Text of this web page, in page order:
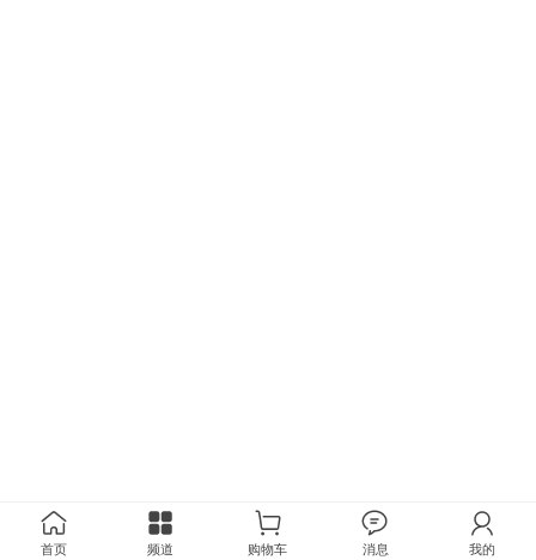
首页 频道 购物车 消息 我的